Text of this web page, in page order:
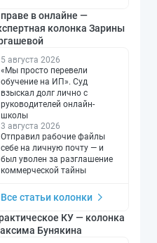
в онлайне —
колонка Зарины
5 августа 2026
«Мы просто перевели
обучение на ИП». Суд
взыскал долг лично с
руководителей онлайн-
школы
3 августа 2026
Отправил рабочие файлы
себе на личную почту — и
был уволен за разглашение
коммерческой тайны
Все статьи колонки
КУ — колонка
Бунякина